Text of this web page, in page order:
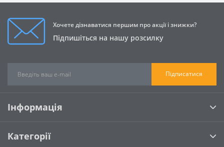
Хочете дізнаватися першим про акції і знижки?
Підпишіться на нашу розсилку
Підписатися
Інформація
Категорії